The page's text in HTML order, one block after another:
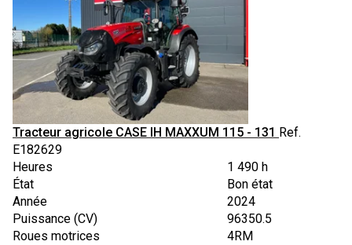
Tracteur agricole CASE IH MAXXUM 115 - 131 Ref.
E182629
Heures
1 490 h
État
Bon état
Année
2024
Puissance (CV)
96350.5
Roues motrices
4RM